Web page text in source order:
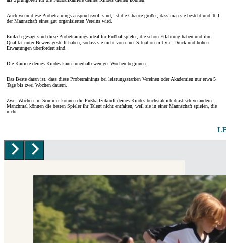
Auch wenn diese Probetrainings anspruchsvoll sind, ist die Chance größer, dass man sie besteht und Teil
der Mannschaft eines gut organisierten Vereins wird.
Einfach gesagt sind diese Probetrainings ideal für Fußballspieler, die schon Erfahrung haben und ihre
Qualität unter Beweis gestellt haben, sodass sie nicht von einer Situation mit viel Druck und hohen
Erwartungen überfordert sind.
Die Karriere deines Kindes kann innerhalb weniger Wochen beginnen.
Das Beste daran ist, dass diese Probetrainings bei leistungsstarken Vereinen oder Akademien nur etwa 5
Tage bis zwei Wochen dauern.
Zwei Wochen im Sommer können die Fußballzukunft deines Kindes buchstäblich drastisch verändern.
Manchmal können die besten Spieler ihr Talent nicht entfalten, weil sie in einer Mannschaft spielen, die
nicht